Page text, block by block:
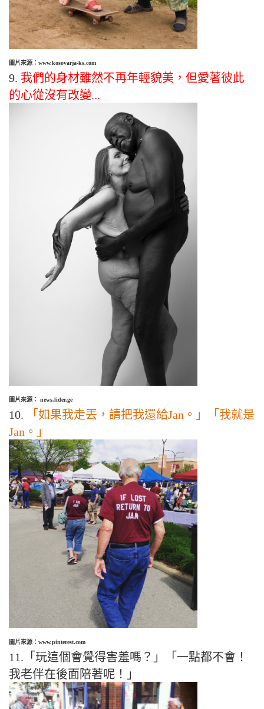
圖片來源：www.kosovarja-ks.com
9. 我們的身材雖然不再年輕貌美，但愛著彼此
的心從沒有改變...
圖片來源： news.lider.ge
10.
「如果我走丟，請把我還給Jan。」「我就是
Jan。」
圖片來源：www.pinterest.com
11.「玩這個會覺得害羞嗎？」「一點都不會！
我老伴在後面陪著呢！」